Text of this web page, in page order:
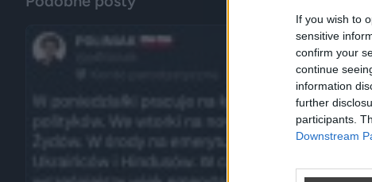
If you wish to
sensitive
confirm your
continue
information
further
participants.
Downstream